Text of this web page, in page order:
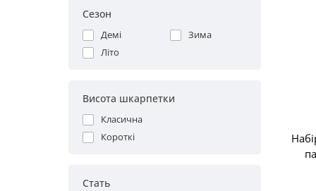
Сезон
Демі
Зима
Літо
Висота шкарпетки
Класична
Короткі
Стать